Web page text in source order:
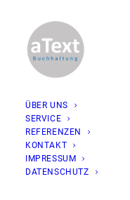
ÜBER UNS
SERVICE
REFERENZEN
KONTAKT
IMPRESSUM
DATENSCHUTZ